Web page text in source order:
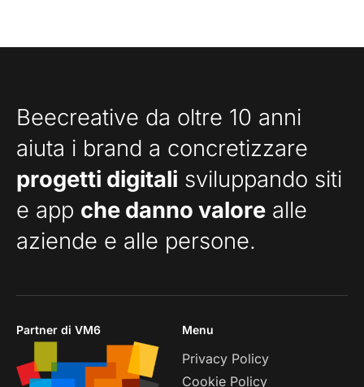
Beecreative da oltre 10 anni
aiuta i brand a concretizzare
progetti digitali sviluppando siti
e app che danno valore alle
aziende e alle persone.
Partner di VM6 Menu
Privacy Policy
Cookie Policy